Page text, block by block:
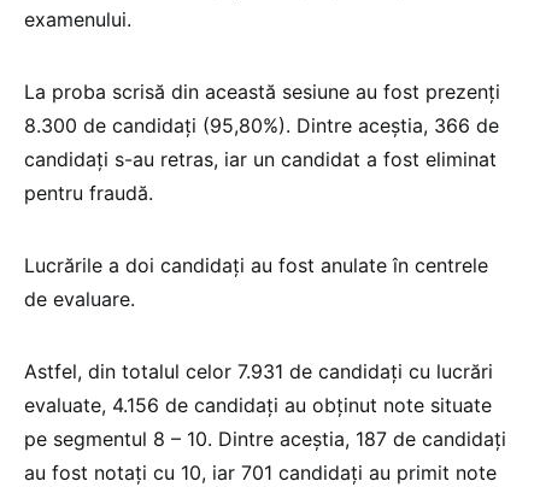
examenului.
La proba scrisă din această sesiune au fost prezenți
8.300 de candidați (95,80%). Dintre aceștia, 366 de
candidați s-au retras, iar un candidat a fost eliminat
pentru fraudă.
Lucrările a doi candidați au fost anulate în centrele
de evaluare.
Astfel, din totalul celor 7.931 de candidaţi cu lucrări
evaluate, 4.156 de candidați au obținut note situate
pe segmentul 8 – 10. Dintre aceștia, 187 de candidaţi
au fost notați cu 10, iar 701 candidați au primit note